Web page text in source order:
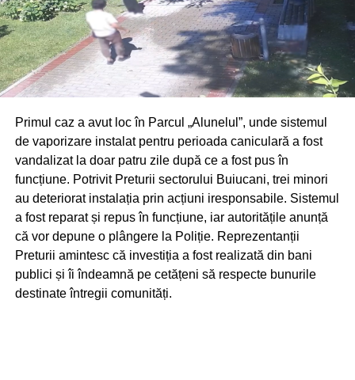
Primul caz a avut loc în Parcul „Alunelul”, unde sistemul
de vaporizare instalat pentru perioada caniculară a fost
vandalizat la doar patru zile după ce a fost pus în
funcțiune. Potrivit Preturii sectorului Buiucani, trei minori
au deteriorat instalația prin acțiuni iresponsabile. Sistemul
a fost reparat și repus în funcțiune, iar autoritățile anunță
că vor depune o plângere la Poliție. Reprezentanții
Preturii amintesc că investiția a fost realizată din bani
publici și îi îndeamnă pe cetățeni să respecte bunurile
destinate întregii comunități.